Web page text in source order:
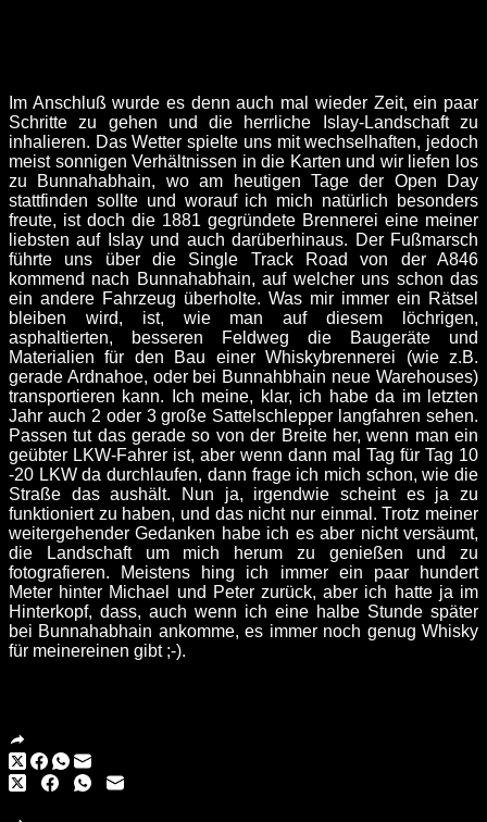
Im Anschluß wurde es denn auch mal wieder Zeit, ein paar
Schritte zu gehen und die herrliche Islay-Landschaft zu
inhalieren. Das Wetter spielte uns mit wechselhaften, jedoch
meist sonnigen Verhältnissen in die Karten und wir liefen los
zu Bunnahabhain, wo am heutigen Tage der Open Day
stattfinden sollte und worauf ich mich natürlich besonders
freute, ist doch die 1881 gegründete Brennerei eine meiner
liebsten auf Islay und auch darüberhinaus. Der Fußmarsch
führte uns über die Single Track Road von der A846
kommend nach Bunnahabhain, auf welcher uns schon das
ein andere Fahrzeug überholte. Was mir immer ein Rätsel
bleiben wird, ist, wie man auf diesem löchrigen,
asphaltierten, besseren Feldweg die Baugeräte und
Materialien für den Bau einer Whiskybrennerei (wie z.B.
gerade Ardnahoe, oder bei Bunnahbhain neue Warehouses)
transportieren kann. Ich meine, klar, ich habe da im letzten
Jahr auch 2 oder 3 große Sattelschlepper langfahren sehen.
Passen tut das gerade so von der Breite her, wenn man ein
geübter LKW-Fahrer ist, aber wenn dann mal Tag für Tag 10
-20 LKW da durchlaufen, dann frage ich mich schon, wie die
Straße das aushält. Nun ja, irgendwie scheint es ja zu
funktioniert zu haben, und das nicht nur einmal. Trotz meiner
weitergehender Gedanken habe ich es aber nicht versäumt,
die Landschaft um mich herum zu genießen und zu
fotografieren. Meistens hing ich immer ein paar hundert
Meter hinter Michael und Peter zurück, aber ich hatte ja im
Hinterkopf, dass, auch wenn ich eine halbe Stunde später
bei Bunnahabhain ankomme, es immer noch genug Whisky
für meinereinen gibt ;-).